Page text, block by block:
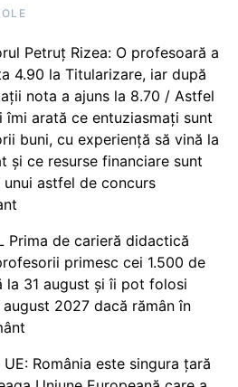
Petruț Rizea: O profesoară a
4.90 la Titularizare, iar după
nota a ajuns la 8.70 / Astfel
îmi arată ce entuziasmați sunt
buni, cu experiență să vină la
și ce resurse financiare sunt
astfel de concurs
Prima de carieră didactică
primesc cei 1.500 de
la 31 august și îi pot folosi
august 2027 dacă rămân în
România este singura țară